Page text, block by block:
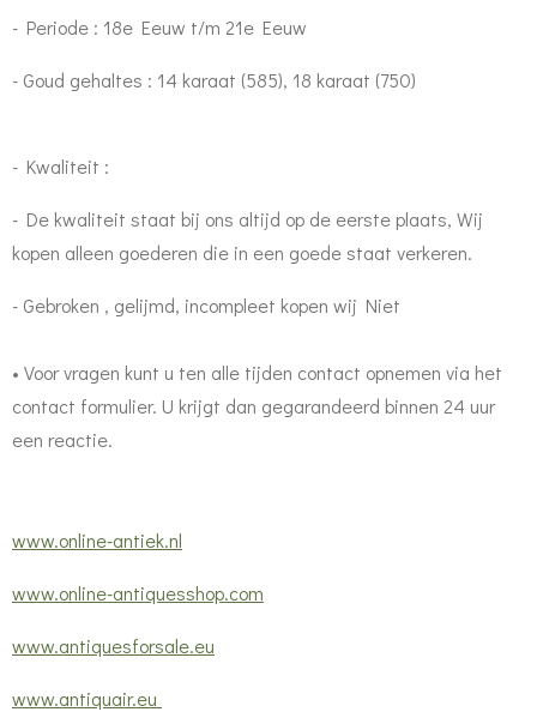
- Periode : 18e Eeuw t/m 21e Eeuw
- Goud gehaltes : 14 karaat (585), 18 karaat (750)
- Kwaliteit :
- De kwaliteit staat bij ons altijd op de eerste plaats, Wij
kopen alleen goederen die in een goede staat verkeren.
- Gebroken , gelijmd, incompleet kopen wij Niet
• Voor vragen kunt u ten alle tijden contact opnemen via het
contact formulier. U krijgt dan gegarandeerd binnen 24 uur
een reactie.
www.online-antiek.nl
www.online-antiquesshop.com
www.antiquesforsale.eu
www.antiquair.eu